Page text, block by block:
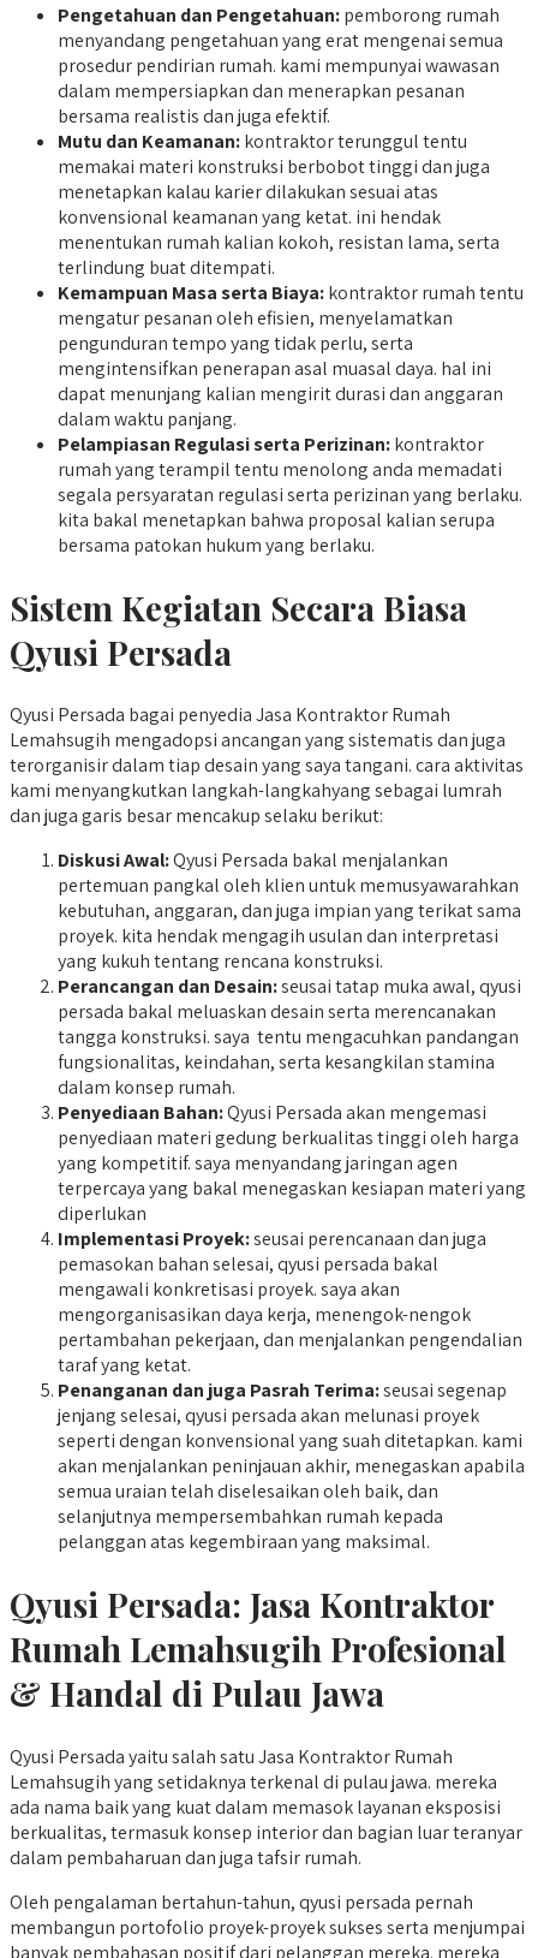
Pengetahuan dan Pengetahuan:pemborong rumah
menyandang pengetahuan yang erat mengenai semua
prosedur pendirian rumah. kami mempunyai wawasan
dalam mempersiapkan dan menerapkan pesanan
bersama realistis dan juga efektif.
Mutu dan Keamanan:kontraktor terunggul tentu
memakai materi konstruksi berbobot tinggi dan juga
menetapkan kalau karier dilakukan sesuai atas
konvensional keamanan yang ketat. ini hendak
menentukan rumah kalian kokoh, resistan lama, serta
terlindung buat ditempati.
Kemampuan Masa serta Biaya:kontraktor rumah tentu
mengatur pesanan oleh efisien, menyelamatkan
pengunduran tempo yang tidak perlu, serta
mengintensifkan penerapan asal muasal daya. hal ini
dapat menunjang kalian mengirit durasi dan anggaran
dalam waktu panjang.
Pelampiasan Regulasi serta Perizinan:kontraktor
rumah yang terampil tentu menolong anda memadati
segala persyaratan regulasi serta perizinan yang berlaku.
kita bakal menetapkan bahwa proposal kalian serupa
bersama patokan hukum yang berlaku.
Sistem Kegiatan Secara Biasa
Qyusi Persada
Qyusi Persada bagai penyedia Jasa Kontraktor Rumah
Lemahsugih mengadopsi ancangan yang sistematis dan juga
terorganisir dalam tiap desain yang saya tangani. cara aktivitas
kami menyangkutkan langkah-langkahyang sebagai lumrah
dan juga garis besar mencakup selaku berikut:
Diskusi Awal:Qyusi Persada bakal menjalankan
pertemuan pangkal oleh klien untuk memusyawarahkan
kebutuhan, anggaran, dan juga impian yang terikat sama
proyek. kita hendak mengagih usulan dan interpretasi
yang kukuh tentang rencana konstruksi.
Perancangan dan Desain:seusai tatap muka awal, qyusi
persada bakal meluaskan desain serta merencanakan
tangga konstruksi. saya tentu mengacuhkan pandangan
fungsionalitas, keindahan, serta kesangkilan stamina
dalam konsep rumah.
Penyediaan Bahan:Qyusi Persada akan mengemasi
penyediaan materi gedung berkualitas tinggi oleh harga
yang kompetitif. saya menyandang jaringan agen
terpercaya yang bakal menegaskan kesiapan materi yang
diperlukan
Implementasi Proyek:seusai perencanaan dan juga
pemasokan bahan selesai, qyusi persada bakal
mengawali konkretisasi proyek. saya akan
mengorganisasikan daya kerja, menengok-nengok
pertambahan pekerjaan, dan menjalankan pengendalian
taraf yang ketat.
Penanganan dan juga Pasrah Terima:seusai segenap
jenjang selesai, qyusi persada akan melunasi proyek
seperti dengan konvensional yang suah ditetapkan. kami
akan menjalankan peninjauan akhir, menegaskan apabila
semua uraian telah diselesaikan oleh baik, dan
selanjutnya mempersembahkan rumah kepada
pelanggan atas kegembiraan yang maksimal.
Qyusi Persada: Jasa Kontraktor
Rumah Lemahsugih Profesional
& Handal di Pulau Jawa
Qyusi Persada yaitu salah satu Jasa Kontraktor Rumah
Lemahsugih yang setidaknya terkenal di pulau jawa. mereka
ada nama baik yang kuat dalam memasok layanan eksposisi
berkualitas, termasuk konsep interior dan bagian luar teranyar
dalam pembaharuan dan juga tafsir rumah.
Oleh pengalaman bertahun-tahun, qyusi persada pernah
membangun portofolio proyek-proyek sukses serta menjumpai
banyak pembahasan positif dari pelanggan mereka. mereka